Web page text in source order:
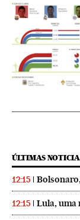
ÚLTIMAS
12:15
12:15 Lula, uma